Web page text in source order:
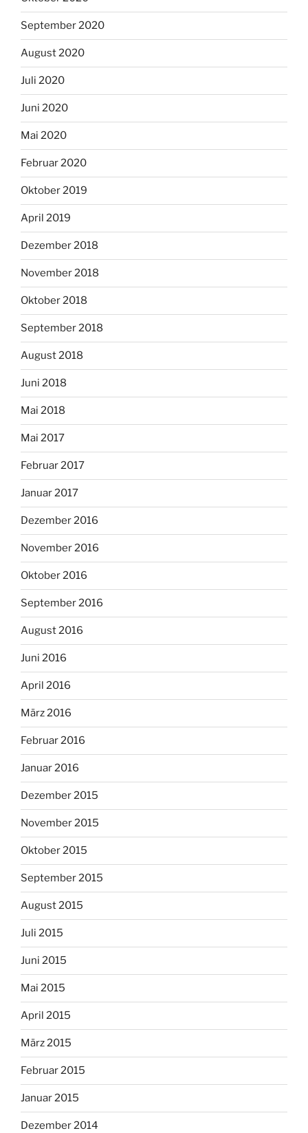
September 2020
August 2020
Juli 2020
Juni 2020
Mai 2020
Februar 2020
Oktober 2019
April 2019
Dezember 2018
November 2018
Oktober 2018
September 2018
August 2018
Juni 2018
Mai 2018
Mai 2017
Februar 2017
Januar 2017
Dezember 2016
November 2016
Oktober 2016
September 2016
August 2016
Juni 2016
April 2016
März 2016
Februar 2016
Januar 2016
Dezember 2015
November 2015
Oktober 2015
September 2015
August 2015
Juli 2015
Juni 2015
Mai 2015
April 2015
März 2015
Februar 2015
Januar 2015
Dezember 2014